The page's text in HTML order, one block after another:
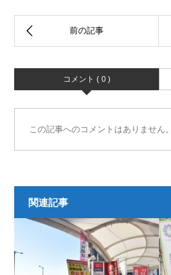
コメント ( 0 )
この記事へのコメントはありません。
関連記事